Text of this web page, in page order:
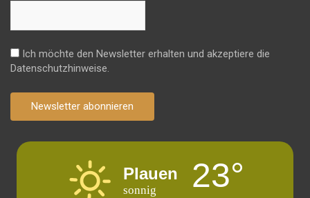
Ich möchte den Newsletter erhalten und akzeptiere die
Datenschutzhinweise.
Newsletter abonnieren
Plauen
sonnig 23°